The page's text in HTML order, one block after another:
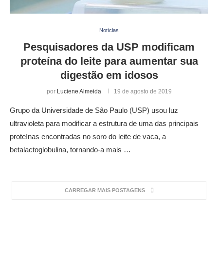
Notícias
Pesquisadores da USP modificam
proteína do leite para aumentar sua
digestão em idosos
por Luciene Almeida 19 de agosto de 2019
Grupo da Universidade de São Paulo (USP) usou luz
ultravioleta para modificar a estrutura de uma das principais
proteínas encontradas no soro do leite de vaca, a
betalactoglobulina, tornando-a mais …
CARREGAR MAIS POSTAGENS